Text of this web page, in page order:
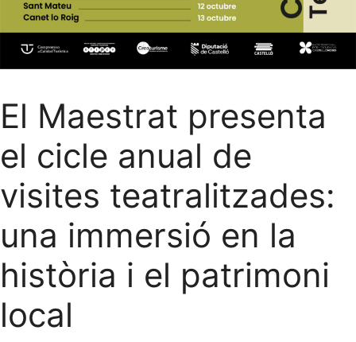
El Maestrat presenta
el cicle anual de
visites teatralitzades:
una immersió en la
història i el patrimoni
local